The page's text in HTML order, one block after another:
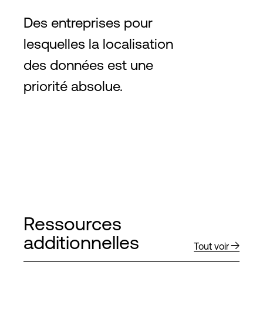
Des entreprises pour
lesquelles la localisation
des données est une
priorité absolue.
Ressources
additionnelles
Tout voir